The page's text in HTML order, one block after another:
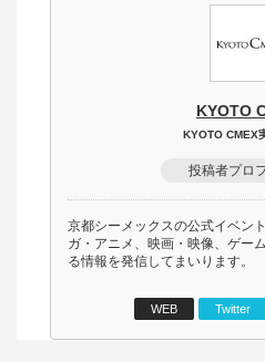
KYOTO
KYOTO CMEX
投稿者プロ
京都シーメックスの公式イベン
ガ・アニメ、映画・映像、ゲー
る情報を発信してまいります。
WEB Twitter